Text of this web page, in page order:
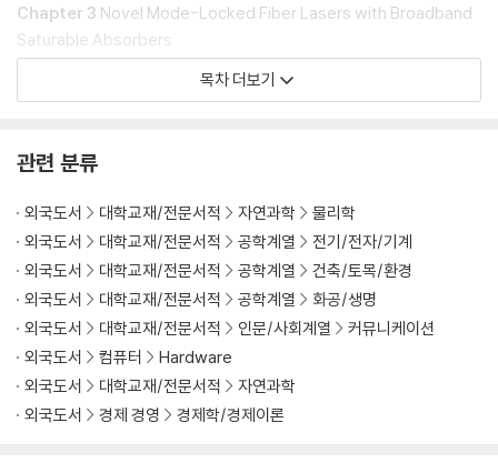
engineering.
Chapter 3 Novel Mode-Locked Fiber Lasers with Broadband
Saturable Absorbers
Thin Coating Technologies and Applications in High
Chapter 5 Mutually Influenced Stacking and Evolution of Inorga
Chapter 6 Single-Atom Catalysts on Nanostructure from Scie
nce to Applications
Chapter 7 Growth, Characteristics and Application of Nanopo
rous Anodic Aluminum Oxide Synthesized at Relatively High T
emperature
목차 더보기
관련 분류
외국도서 대학교재/전문서적 자연과학
물리학
외국도서
대학교재/전문서적 공학계열
전기/전자/기계
외국도서
대학교재/전문서적 공학계열
건축/토목/환경
외국도서
대학교재/전문서적 공학계열
화공/생명
외국도서
대학교재/전문서적 인문/사회계열
커뮤니케이션
외국도서
컴퓨터
Hardware
외국도서
대학교재/전문서적
자연과학
외국도서
경제 경영 경제학/경제이론